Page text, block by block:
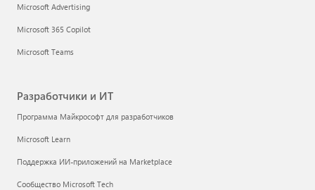
Microsoft Advertising
Microsoft 365 Copilot
Microsoft Teams
Разработчики и ИТ
Программа Майкрософт для разработчиков
Microsoft Learn
Поддержка ИИ-приложений на Marketplace
Сообщество Microsoft Tech